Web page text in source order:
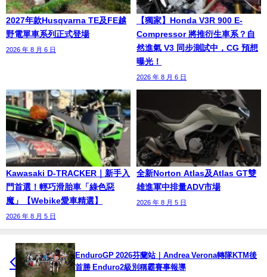
2027年款Husqvarna TE及FE越
野電單車系列正式登場
2026 年 8 月 6 日
【獨家】Honda V3R 900 E-
Compressor 將推衍生車系？自
然進氣 V3 同步測試中，CG 預想
曝光！
2026 年 8 月 6 日
Kawasaki D-TRACKER｜新手入
門首選！輕巧滑胎車「綠色惡
魔」【Webike愛車精選】
2026 年 8 月 5 日
全新Norton Atlas及Atlas GT雙
雄進軍中排量ADV市場
2026 年 8 月 5 日
EnduroGP 2026芬蘭站｜Andrea Verona轉隊KTM後
首勝 Enduro2級別稱霸賽事報導